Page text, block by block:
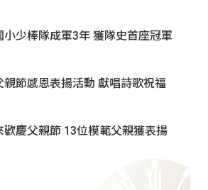
小少棒隊成軍3年 獲隊史首座冠軍
親節感恩表揚活動 獻唱詩歌祝福
歡慶父親節 13位模範父親獲表揚